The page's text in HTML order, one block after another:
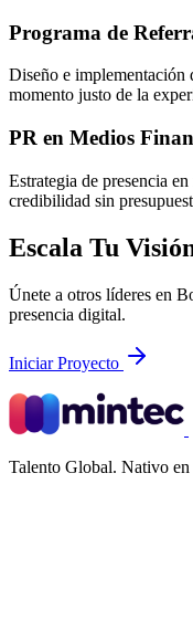
Programa de
Diseño e implementación
momento justo de la
PR en Medios
Estrategia de presencia
credibilidad sin
Escala Tu
Únete a otros líderes en
presencia digital.
Iniciar Proyecto
Talento Global. Nativo